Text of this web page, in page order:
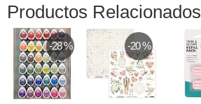
Productos Relacionados
-28 % -20 %